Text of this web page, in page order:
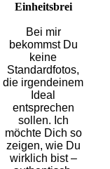
Einheitsbrei
Bei mir
bekommst Du
keine
Standardfotos,
die irgendeinem
Ideal
entsprechen
sollen. Ich
möchte Dich so
zeigen, wie Du
wirklich bist –